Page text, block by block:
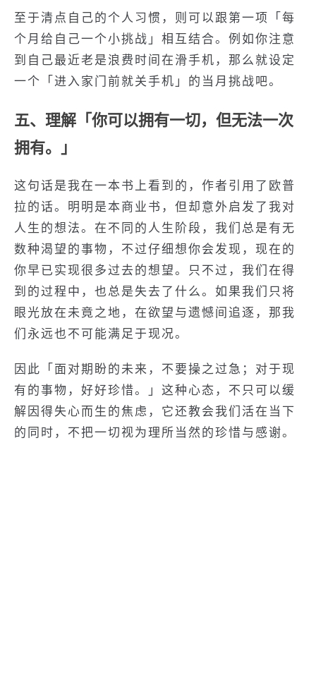
至于清点自己的个人习惯，则可以跟第一项「每
个月给自己一个小挑战」相互结合。例如你注意
到自己最近老是浪费时间在滑手机，那么就设定
一个「进入家门前就关手机」的当月挑战吧。
五、理解「你可以拥有一切，但无法一次
拥有。」
这句话是我在一本书上看到的，作者引用了欧普
拉的话。明明是本商业书，但却意外启发了我对
人生的想法。在不同的人生阶段，我们总是有无
数种渴望的事物，不过仔细想你会发现，现在的
你早已实现很多过去的想望。只不过，我们在得
到的过程中，也总是失去了什么。如果我们只将
眼光放在未竟之地，在欲望与遗憾间追逐，那我
们永远也不可能满足于现况。
因此「面对期盼的未来，不要操之过急；对于现
有的事物，好好珍惜。」这种心态，不只可以缓
解因得失心而生的焦虑，它还教会我们活在当下
的同时，不把一切视为理所当然的珍惜与感谢。